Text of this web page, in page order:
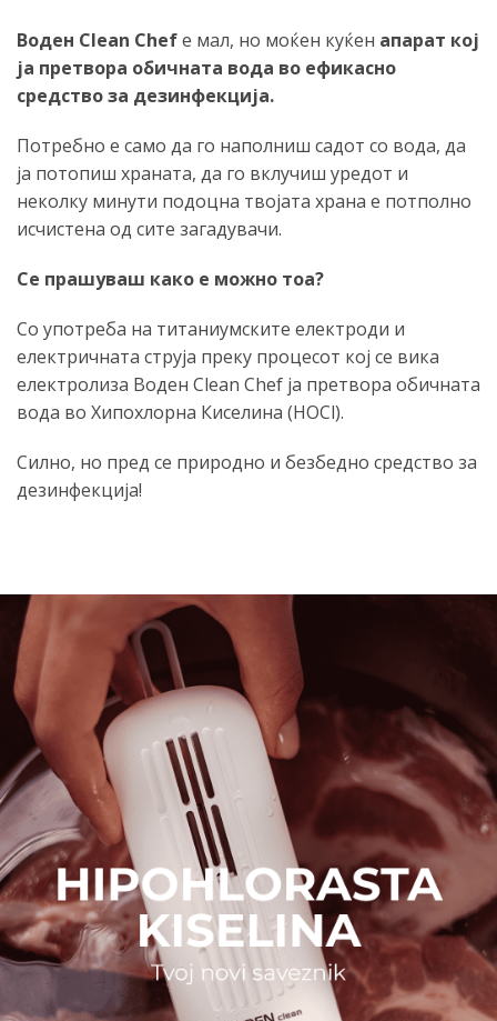
Воден Clean Chefе мал, но моќен куќен апарат кој
ја претвора обичната вода во ефикасно
средство за дезинфекција.
Потребно е само да го наполниш садот со вода, да
ја потопиш храната, да го вклучиш уредот и
неколку минути подоцна твојата храна е потполно
исчистена од сите загадувачи.
Се прашуваш како е можно тоа?
Со употреба на титаниумските електроди и
електричната струја преку процесот кој се вика
електролиза Воден Clean Chef ја претвора обичната
вода во Хипохлорна Киселина (HOCl).
Силно, но пред се природно и безбедно средство за
дезинфекција!